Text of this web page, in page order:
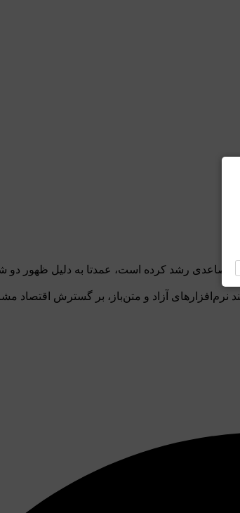
نرم‌افزارهای آزاد و متن‌باز، بر گسترش اقتصاد